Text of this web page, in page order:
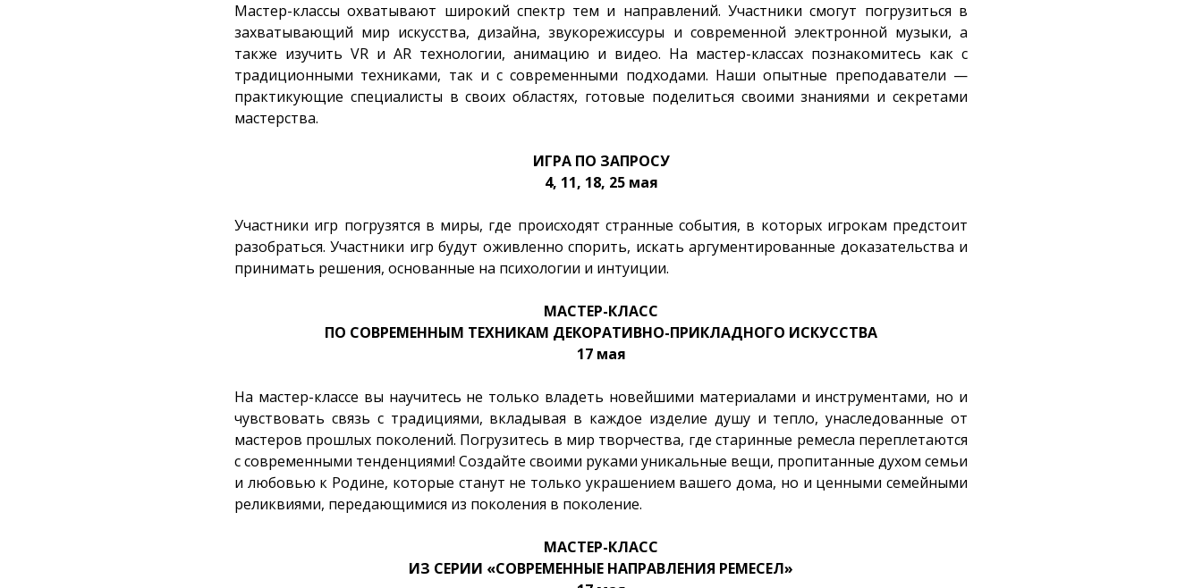
Мастер-классы охватывают широкий спектр тем и направлений. Участники смогут погрузиться в
захватывающий мир искусства, дизайна, звукорежиссуры и современной электронной музыки, а
также изучить VR и AR технологии, анимацию и видео. На мастер-классах познакомитесь как с
традиционными техниками, так и с современными подходами. Наши опытные преподаватели —
практикующие специалисты в своих областях, готовые поделиться своими знаниями и секретами
мастерства.
ИГРА ПО ЗАПРОСУ
4, 11, 18, 25 мая
Участники игр погрузятся в миры, где происходят странные события, в которых игрокам предстоит
разобраться. Участники игр будут оживленно спорить, искать аргументированные доказательства и
принимать решения, основанные на психологии и интуиции.
МАСТЕР-КЛАСС
ПО СОВРЕМЕННЫМ ТЕХНИКАМ ДЕКОРАТИВНО-ПРИКЛАДНОГО ИСКУССТВА
17 мая
На мастер-классе вы научитесь не только владеть новейшими материалами и инструментами, но и
чувствовать связь с традициями, вкладывая в каждое изделие душу и тепло, унаследованные от
мастеров прошлых поколений. Погрузитесь в мир творчества, где старинные ремесла переплетаются
с современными тенденциями! Создайте своими руками уникальные вещи, пропитанные духом семьи
и любовью к Родине, которые станут не только украшением вашего дома, но и ценными семейными
реликвиями, передающимися из поколения в поколение.
МАСТЕР-КЛАСС
ИЗ СЕРИИ «СОВРЕМЕННЫЕ НАПРАВЛЕНИЯ РЕМЕСЕЛ»